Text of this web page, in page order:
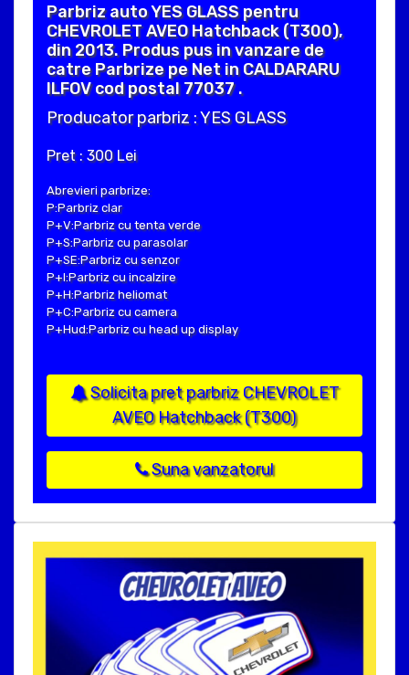
Parbriz auto YES GLASS pentru
CHEVROLET AVEO Hatchback (T300),
din 2013. Produs pus in vanzare de
catre Parbrize pe Net in CALDARARU
ILFOV cod postal 77037 .
Producator parbriz : YES GLASS
Pret : 300 Lei
Abrevieri parbrize:
P:Parbriz clar
P+V:Parbriz cu tenta verde
P+S:Parbriz cu parasolar
P+SE:Parbriz cu senzor
P+I:Parbriz cu incalzire
P+H:Parbriz heliomat
P+C:Parbriz cu camera
P+Hud:Parbriz cu head up display
Solicita pret parbriz CHEVROLET
AVEO Hatchback (T300)
Suna vanzatorul